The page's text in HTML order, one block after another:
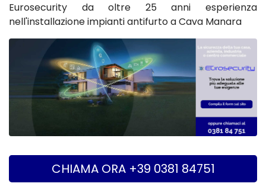
Eurosecurity da oltre 25 anni esperienza
nell'installazione impianti antifurto a Cava Manara
CHIAMA ORA +39 0381 84751